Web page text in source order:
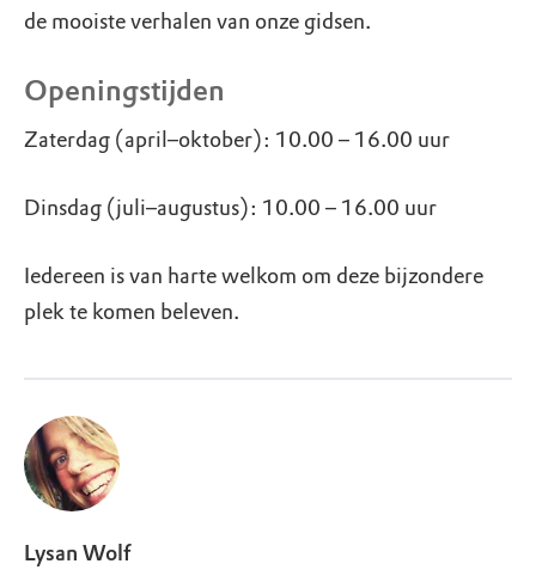
de mooiste verhalen van onze gidsen.
Openingstijden
Zaterdag (april–oktober): 10.00 – 16.00 uur
Dinsdag (juli–augustus): 10.00 – 16.00 uur
Iedereen is van harte welkom om deze bijzondere
plek te komen beleven.
Lysan Wolf